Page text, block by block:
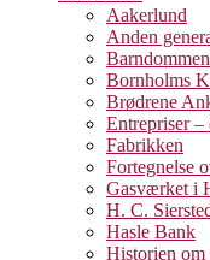
Aakerlund
Anden
Bornholms
Brødrene
Entrepriser –
Fabrikken
Fortegnelse
Gasværket i
H. C.
Hasle Bank
Historien om